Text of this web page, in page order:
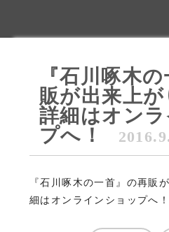
『石川啄木
販が出来上が
詳細はオン
プへ！
『石川啄木の一首』の再販
細はオンラインショップへ！